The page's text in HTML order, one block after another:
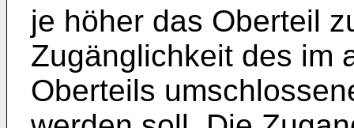
je höher das Oberteil
Zugänglichkeit des im
Oberteils